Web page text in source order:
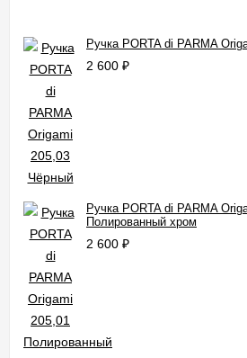
Ручка PORTA di PARMA
2 600 ₽
Ручка PORTA di PARMA
Полированный хром
2 600 ₽